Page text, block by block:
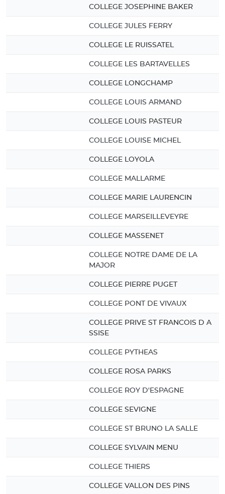
COLLEGE JOSEPHINE BAKER
COLLEGE JULES FERRY
COLLEGE LE RUISSATEL
COLLEGE LES BARTAVELLES
COLLEGE LONGCHAMP
COLLEGE LOUIS ARMAND
COLLEGE LOUIS PASTEUR
COLLEGE LOUISE MICHEL
COLLEGE LOYOLA
COLLEGE MALLARME
COLLEGE MARIE LAURENCIN
COLLEGE MARSEILLEVEYRE
COLLEGE MASSENET
COLLEGE NOTRE DAME DE LA
MAJOR
COLLEGE PIERRE PUGET
COLLEGE PONT DE VIVAUX
COLLEGE PRIVE ST FRANCOIS D A
SSISE
COLLEGE PYTHEAS
COLLEGE ROSA PARKS
COLLEGE ROY D'ESPAGNE
COLLEGE SEVIGNE
COLLEGE ST BRUNO LA SALLE
COLLEGE SYLVAIN MENU
COLLEGE THIERS
COLLEGE VALLON DES PINS